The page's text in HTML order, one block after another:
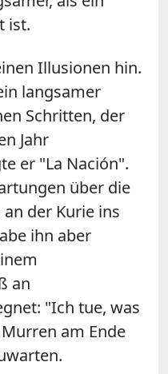
ist.
Illusionen hin.
langsamer
Schritten, der
Jahr
er "La Nación".
über die
der Kurie ins
ihn aber
an
"Ich tue, was
am Ende